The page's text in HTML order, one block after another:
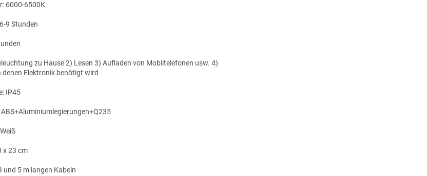
6000-6500K
9 Stunden
zu Hause2) Lesen 3) Aufladen von Mobiltelefonen usw. 4)
denen Elektronik benötigt wird
IP45
x 23 cm
und 5 m langen Kabeln